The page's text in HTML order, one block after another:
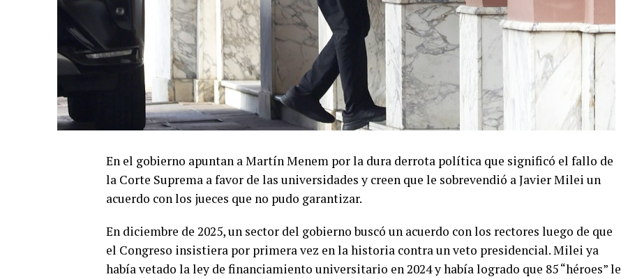
En el gobierno apuntan a Martín Menem por la dura derrota política que significó el fallo de
la Corte Suprema a favor de las universidades y creen que le sobrevendió a Javier Milei un
acuerdo con los jueces que no pudo garantizar.
En diciembre de 2025, un sector del gobierno buscó un acuerdo con los rectores luego de que
el Congreso insistiera por primera vez en la historia contra un veto presidencial. Milei ya
había vetado la ley de financiamiento universitario en 2024 y había logrado que 85 “héroes” le